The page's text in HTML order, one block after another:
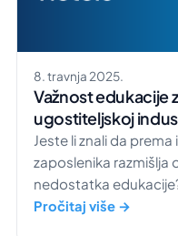
8. travnja 2025.
Važnost edukacije
ugostiteljskoj
Jeste li znali da
zaposlenika razmišlja
nedostatka
zaposlenika ostalo na
Pročitaj više →